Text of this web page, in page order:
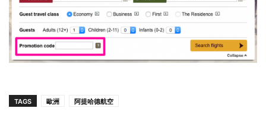
TAGS 歐洲 阿提哈德航空